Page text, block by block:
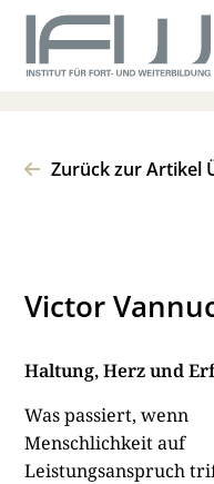
Zurück zur Artikel
Victor
Haltung, Herz und
Was passiert, wenn
Menschlichkeit auf
Leistungsanspruch